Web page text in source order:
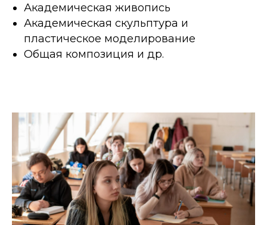
Академическая живопись
Академическая скульптура и
пластическое моделирование
Общая композиция и др.